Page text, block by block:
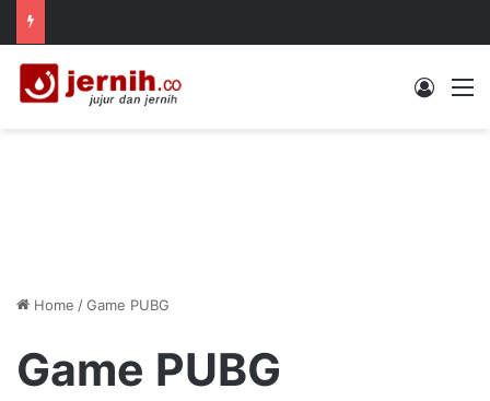
Log In
Home /Game PUBG
Game PUBG